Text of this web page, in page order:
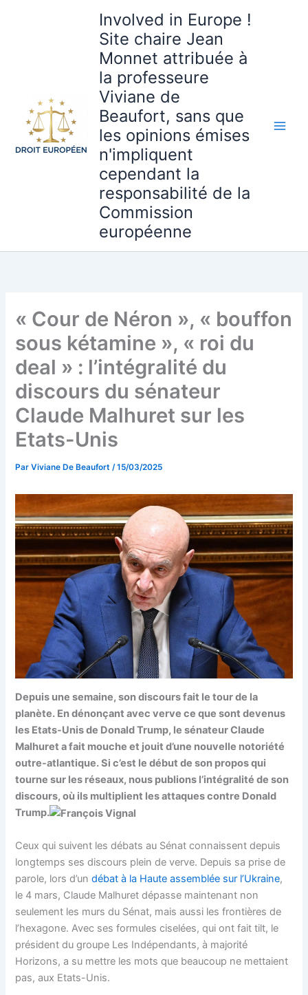
Involved in Europe !
Site chaire Jean
Monnet attribuée à
la professeure
Viviane de
Beaufort, sans que
les opinions émises
n'impliquent
cependant la
responsabilité de la
Commission
européenne
« Cour de Néron », « bouffon
sous kétamine », « roi du
deal » : l’intégralité du
discours du sénateur
Claude Malhuret sur les
Etats-Unis
ParViviane De Beaufort/15/03/2025
Depuis une semaine, son discours fait le tour de la
planète. En dénonçant avec verve ce que sont devenus
les Etats-Unis de Donald Trump, le sénateur Claude
Malhuret a fait mouche et jouit d’une nouvelle notoriété
outre-atlantique. Si c’est le début de son propos qui
tourne sur les réseaux, nous publions l’intégralité de son
discours, où ils multiplient les attaques contre Donald
Trump.
Ceux qui suivent les débats au Sénat connaissent depuis
longtemps ses discours plein de verve. Depuis sa prise de
parole, lors d’undébat à la Haute assemblée sur l’Ukraine,
le 4 mars, Claude Malhuret dépasse maintenant non
seulement les murs du Sénat, mais aussi les frontières de
l’hexagone. Avec ses formules ciselées, qui ont fait tilt, le
président du groupe Les Indépendants, à majorité
Horizons, a su mettre les mots que beaucoup ne mettaient
pas, aux Etats-Unis.